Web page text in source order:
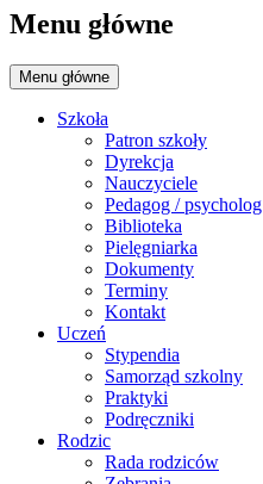
Menu główne
Menu główne
Szkoła
Patron szkoły
Dyrekcja
Nauczyciele
Pedagog / psycholog
Biblioteka
Pielęgniarka
Dokumenty
Terminy
Kontakt
Uczeń
Stypendia
Samorząd szkolny
Praktyki
Podręczniki
Rodzic
Rada rodziców